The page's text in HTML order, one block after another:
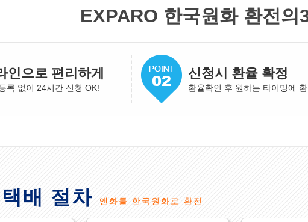
EXPARO 한국원화 환전의
인으로 편리하게
록 없이 24시간 신청 OK!
신청시 환율 확정
환율확인 후 원하는 타이밍에 환
배 절차 엔화를 한국원화로 환전